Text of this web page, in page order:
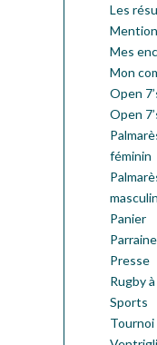
Les
Mes
Mon
Open
Open
féminin
masculin
Panier
Presse
Rugby à
Sports
Tournoi